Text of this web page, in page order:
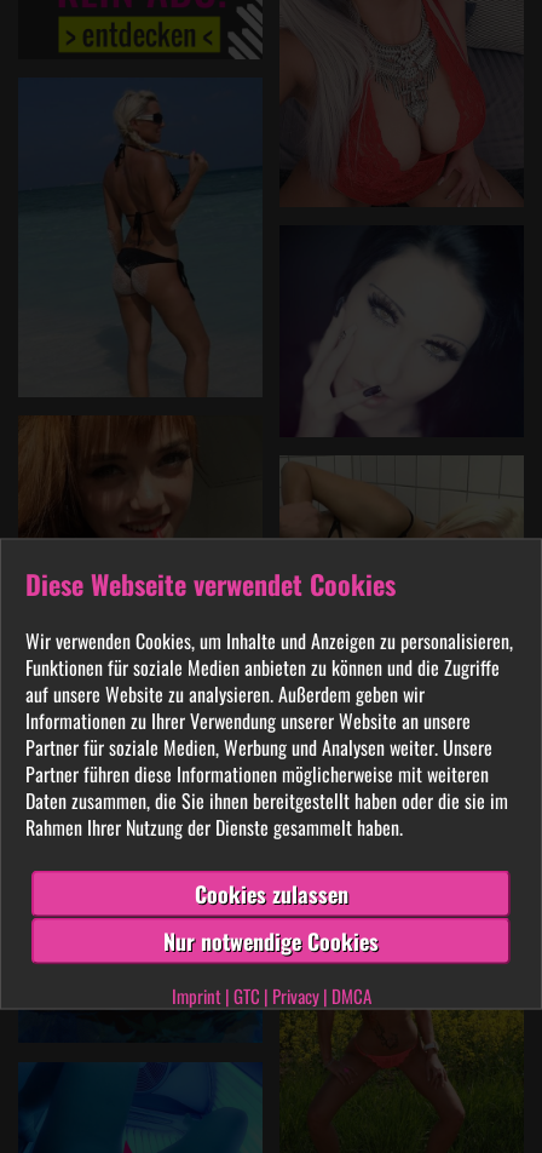
Diese Webseite verwendet Cookies
Wir verwenden Cookies, um Inhalte und Anzeigen zu personalisieren,
Funktionen für soziale Medien anbieten zu können und die Zugriffe
auf unsere Website zu analysieren. Außerdem geben wir
Informationen zu Ihrer Verwendung unserer Website an unsere
Partner für soziale Medien, Werbung und Analysen weiter. Unsere
Partner führen diese Informationen möglicherweise mit weiteren
Daten zusammen, die Sie ihnen bereitgestellt haben oder die sie im
Rahmen Ihrer Nutzung der Dienste gesammelt haben.
Cookies zulassen
Nur notwendige Cookies
Imprint|GTC | Privacy| DMCA